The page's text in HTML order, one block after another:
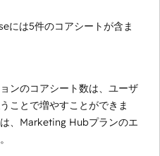
には5件のコアシートが含ま
ンのコアシート数は、ユーザ
ことで増やすことができま
、Marketing Hubプランのエ